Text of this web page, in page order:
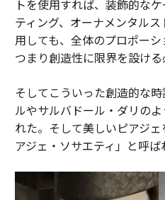
トを使用すれば、装飾的な
ティング、オーナメンタル
用しても、全体のプロポーシ
つまり創造性に限界を設ける
そしてこういった創造的な
ルやサルバドール・ダリの
れた。そして美しいピアジ
アジェ・ソサエティ」と呼ば